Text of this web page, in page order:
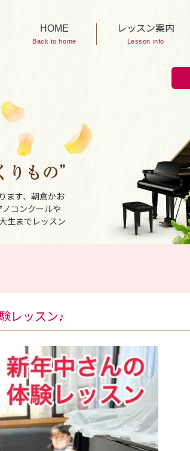
HOME
Back to home
レッスン案内
Lesson info
ます、朝倉かお
コンクールや
生までレッスン
レッスン♪